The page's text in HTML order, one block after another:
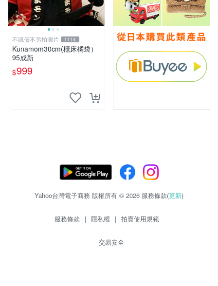
不議價不另拍圖片 1114
Kunamom30cm(櫃床橘袋）
95成新
$999
Yahoo台灣電子商務 版權所有 © 2026 服務條款(更新)
服務條款 | 隱私權 | 拍賣使用規範
交易安全